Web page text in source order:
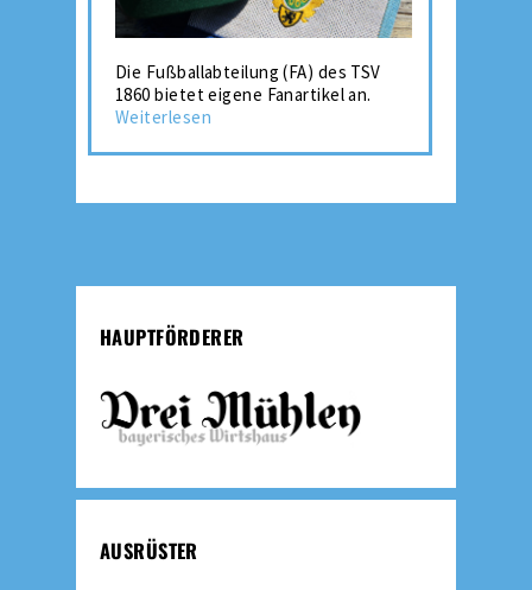
Die Fußballabteilung (FA) des TSV
1860 bietet eigene Fanartikel an.
Weiterlesen
HAUPTFÖRDERER
AUSRÜSTER